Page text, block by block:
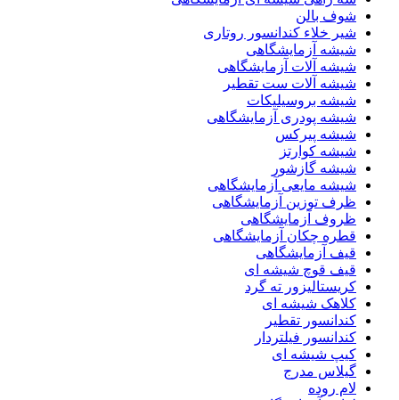
شوف بالن
شیر خلاء کندانسور روتاری
شیشه آزمایشگاهی
شیشه آلات آزمایشگاهی
شیشه آلات ست تقطیر
شیشه بروسیلیکات
شیشه پودری آزمایشگاهی
شیشه پیرکس
شیشه کوارتز
شیشه گازشور
شیشه مایعی آزمایشگاهی
ظرف توزین آزمایشگاهی
ظروف آزمایشگاهی
قطره چکان آزمایشگاهی
قیف آزمایشگاهی
قیف قوچ شیشه ای
کریستالیزور ته گرد
کلاهک شیشه ای
کندانسور تقطیر
کندانسور فیلتردار
کیپ شیشه ای
گیلاس مدرج
لام روده